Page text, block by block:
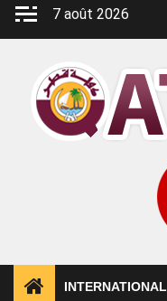
Aller
7 août 2026
INTERNATIONAL